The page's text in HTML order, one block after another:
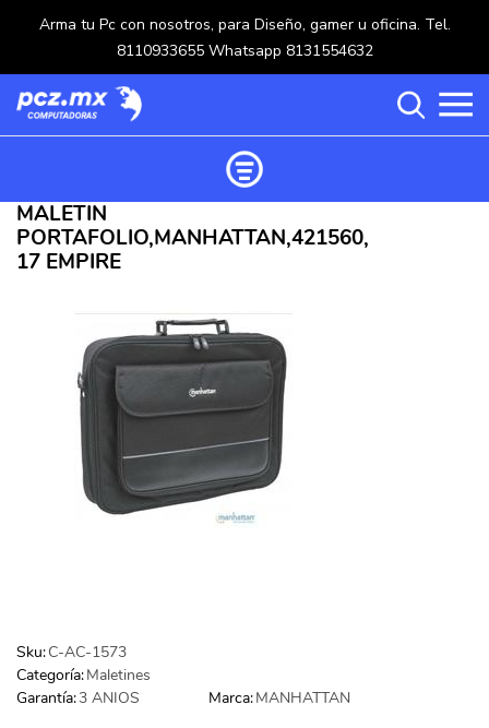
Arma tu Pc con nosotros, para Diseño, gamer u oficina. Tel.
8110933655 Whatsapp 8131554632
Categorías
Crear una cuenta
Ingresar
Categorías
PROCESADORES (117)
OPTICOS
MOUSE (218)
MULTIFUNCIONALES
IMPRESORA DE AMPLIO FORMATO (PLOTTER)
MALETIN
PORTAFOLIO,MANHATTAN,421560,
17 EMPIRE
Sku:C-AC-1573
Categoría:Maletines
Garantía:3 ANIOS Marca:MANHATTAN